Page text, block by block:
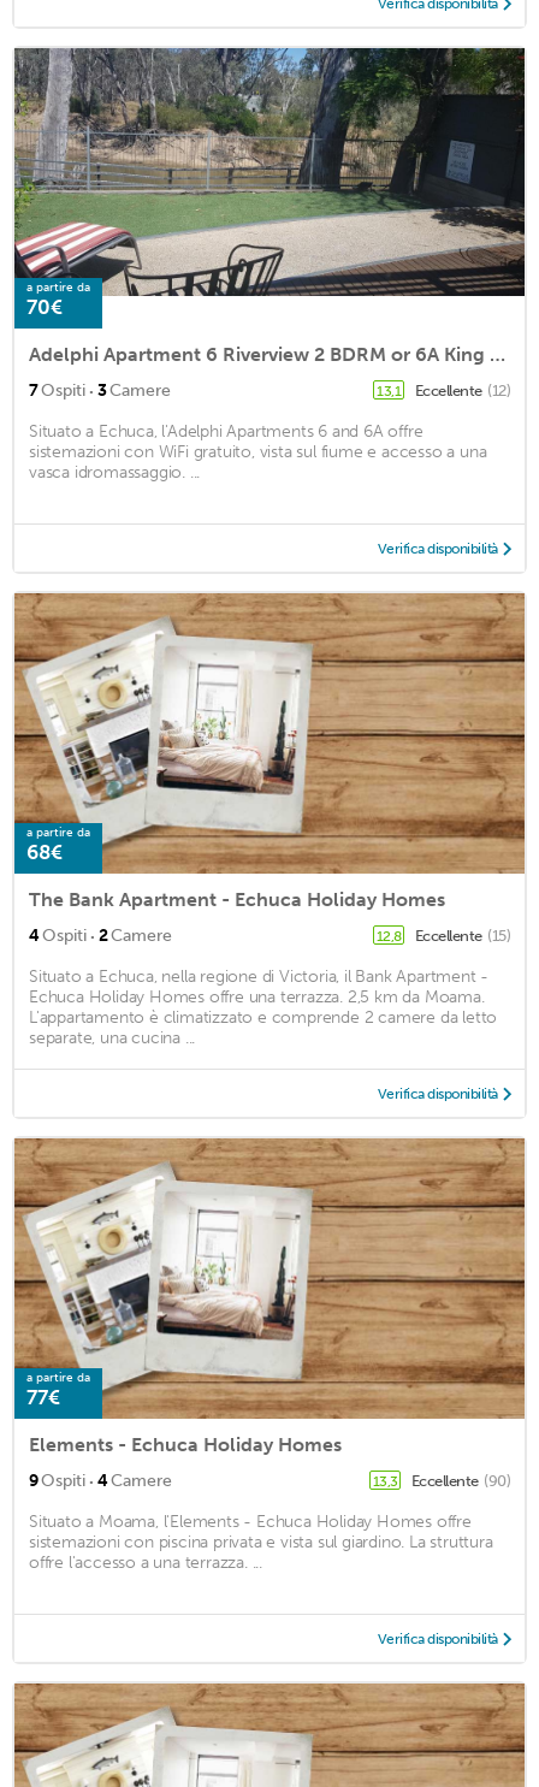
a partire da
70€
Adelphi Apartment 6 Riverview 2 BDRM or 6A King Studio Riverview both with balconies
7Ospiti · 3Camere 13,1 Eccellente (12)
Situato a Echuca, l'Adelphi Apartments 6 and 6A offre
sistemazioni con WiFi gratuito, vista sul fiume e accesso a una
vasca idromassaggio. ...
Verifica disponibilità
a partire da
68€
The Bank Apartment - Echuca Holiday Homes
4Ospiti · 2Camere 12,8 Eccellente (15)
Situato a Echuca, nella regione di Victoria, il Bank Apartment -
Echuca Holiday Homes offre una terrazza. 2,5 km da Moama.
L'appartamento è climatizzato e comprende 2 camere da letto
separate, una cucina ...
Verifica disponibilità
a partire da
77€
Elements - Echuca Holiday Homes
9Ospiti · 4Camere 13,3 Eccellente (90)
Situato a Moama, l'Elements - Echuca Holiday Homes offre
sistemazioni con piscina privata e vista sul giardino. La struttura
offre l'accesso a una terrazza. ...
Verifica disponibilità